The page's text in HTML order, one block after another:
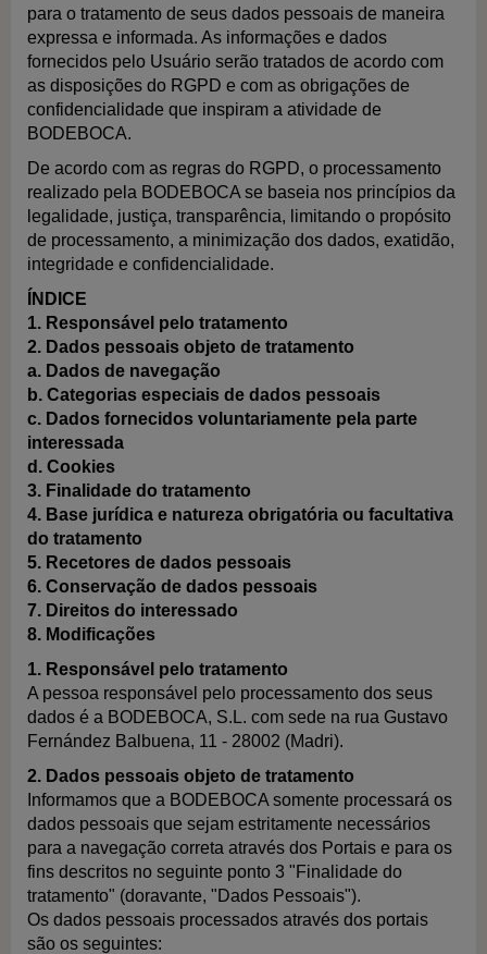
para o tratamento de seus dados pessoais de maneira
expressa e informada. As informações e dados
fornecidos pelo Usuário serão tratados de acordo com
as disposições do RGPD e com as obrigações de
confidencialidade que inspiram a atividade de
BODEBOCA.
De acordo com as regras do RGPD, o processamento
realizado pela BODEBOCA se baseia nos princípios da
legalidade, justiça, transparência, limitando o propósito
de processamento, a minimização dos dados, exatidão,
integridade e confidencialidade.
ÍNDICE
1. Responsável pelo tratamento
2. Dados pessoais objeto de tratamento
a. Dados de navegação
b. Categorias especiais de dados pessoais
c. Dados fornecidos voluntariamente pela parte
interessada
d. Cookies
3. Finalidade do tratamento
4. Base jurídica e natureza obrigatória ou facultativa
do tratamento
5. Recetores de dados pessoais
6. Conservação de dados pessoais
7. Direitos do interessado
8. Modificações
1. Responsável pelo tratamento
A pessoa responsável pelo processamento dos seus
dados é a BODEBOCA, S.L. com sede na rua Gustavo
Fernández Balbuena, 11 - 28002 (Madri).
2. Dados pessoais objeto de tratamento
Informamos que a BODEBOCA somente processará os
dados pessoais que sejam estritamente necessários
para a navegação correta através dos Portais e para os
fins descritos no seguinte ponto 3 "Finalidade do
tratamento" (doravante, "Dados Pessoais").
Os dados pessoais processados através dos portais
são os seguintes: